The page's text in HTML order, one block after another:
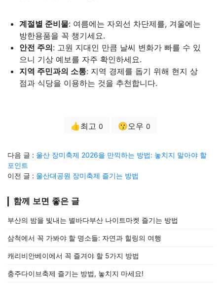
계절별 준비물: 여름에는 자외선 차단제를, 겨울에는
방한용품을 꼭 챙기세요.
안전 주의: 고원 지대인 만큼 날씨 변화가 빠를 수 있
으니 기상 예보를 자주 확인하세요.
지역 주민과의 소통: 지역 경제를 돕기 위해 현지 상
점과 식당을 이용하는 것을 추천합니다.
👍최고 0 😗오우 0
다음 글 : 울산 장미축제 2026을 만끽하는 방법: 놓치지 말아야 할
포인트
이전 글 : 울산대공원 장미축제 즐기는 방법
함께 보면 좋은 글
부산의 밤을 빛내는 별바다부산 나이트마켓 즐기는 방법
삼척에서 꼭 가봐야 할 명소들: 자연과 힐링의 여행
캐리비안베이에서 꼭 즐겨야 할 5가지 방법
충주다이브축제 즐기는 방법, 놓치지 마세요!